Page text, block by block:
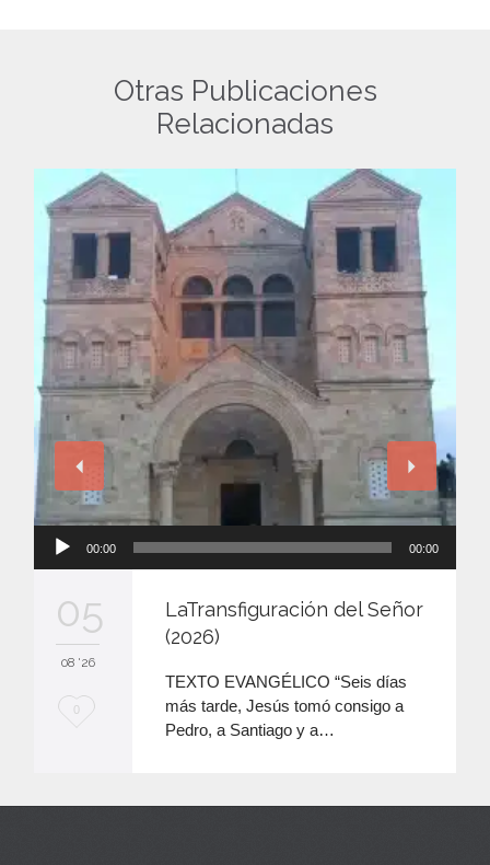
Otras Publicaciones
Relacionadas
00:00 00:00
05
08 '26
M
0
LaTransfiguración del Señor
(2026)
TEXTO EVANGÉLICO “Seis días
más tarde, Jesús tomó consigo a
Pedro, a Santiago y a…